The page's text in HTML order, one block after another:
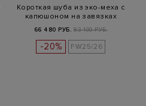
Короткая шуба из эко-меха с
капюшоном на завязках
66 480 РУБ. 83 100 РУБ.
-20% FW25/26